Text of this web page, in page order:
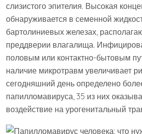
слизистого эпителия. Высокая
обнаруживается в семенной
бартолиниевых железах,
преддверии влагалища.
половым или контактно-бытовым
наличие микротравм увеличивает
сегодняшний день определено
папилломавируса, 35 из них
воздействие на урогенитальный